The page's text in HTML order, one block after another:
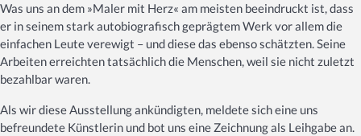
Was uns an dem »Maler mit Herz« am meisten beeindruckt ist, dass
er in seinem stark autobiografisch geprägtem Werk vor allem die
einfachen Leute verewigt – und diese das ebenso schätzten. Seine
Arbeiten erreichten tatsächlich die Menschen, weil sie nicht zuletzt
bezahlbar waren.
Als wir diese Ausstellung ankündigten, meldete sich eine uns
befreundete Künstlerin und bot uns eine Zeichnung als Leihgabe an.